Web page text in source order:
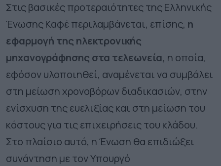
Στις βασικές προτεραιότητες της Ελληνικής
Ένωσης Καφέ περιλαμβάνεται, επίσης, η
εφαρμογή της ηλεκτρονικής
μηχανογράφησης στα τελεωνεία, η οποία,
εφόσον υλοποιηθεί, αναμένεται να συμβάλει
στη μείωση χρονοβόρων διαδικασιών, στην
ενίσχυση της ευελιξίας και στη μείωση του
κόστους για τις επιχειρήσεις του κλάδου.
Στο πλαίσιο αυτό, η Ένωση θα επιδιώξει
συνάντηση με τον Υπουργό